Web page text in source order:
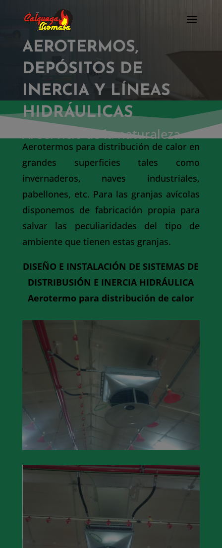
AEROTERMOS,
DEPÓSITOS DE
INERCIA Y LÍNEAS
HIDRÁULICAS
Al servicio de la naturaleza
Aerotermos para distribución de calor en
grandes superficies tales como
invernaderos, naves industriales,
pabellones, etc. Para las granjas avícolas
disponemos de fabricación propia para
salvar las peculiaridades del tipo de
ambiente que tienen estas granjas.
DISEÑO E INSTALACIÓN DE SISTEMAS DE
DISTRIBUSIÓN E INERCIA HIDRÁULICA
Aerotermo para distribución de calor